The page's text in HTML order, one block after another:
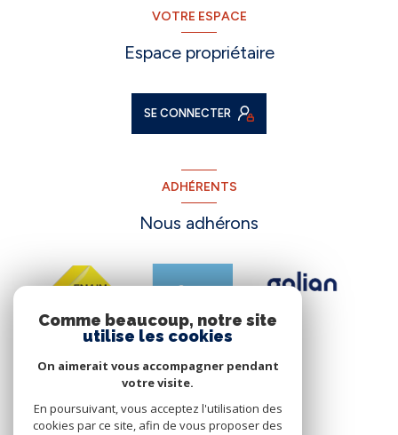
VOTRE ESPACE
Espace propriétaire
SE CONNECTER
ADHÉRENTS
Nous adhérons
Comme beaucoup, notre site
utilise les cookies
On aimerait vous accompagner pendant
votre visite.
En poursuivant, vous acceptez l'utilisation des
cookies par ce site, afin de vous proposer des